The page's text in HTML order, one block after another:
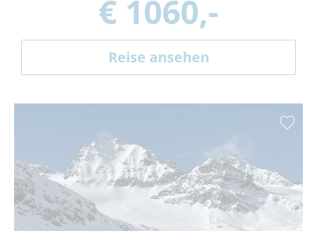
€ 1060,-
Reise ansehen